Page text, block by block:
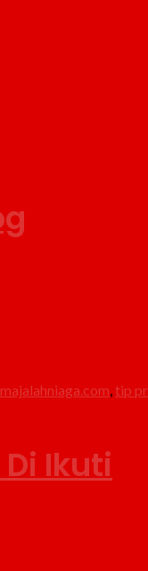
majalahniaga.com,tip
Ikuti